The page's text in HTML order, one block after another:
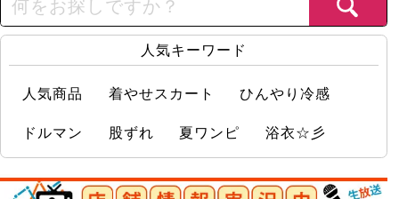
人気キーワード
人気商品 着やせスカート ひんやり冷感
ドルマン 股ずれ 夏ワンピ 浴衣☆彡
店舗情報実況中